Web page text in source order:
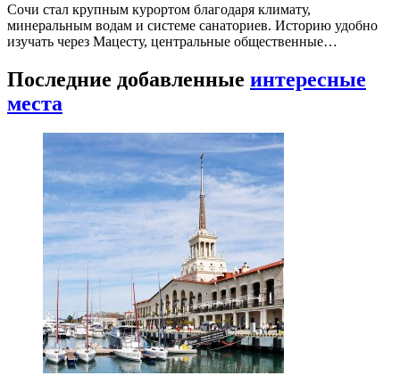
Сочи стал крупным курортом благодаря климату,
минеральным водам и системе санаториев. Историю удобно
изучать через Мацесту, центральные общественные…
Последние добавленные интересные
места